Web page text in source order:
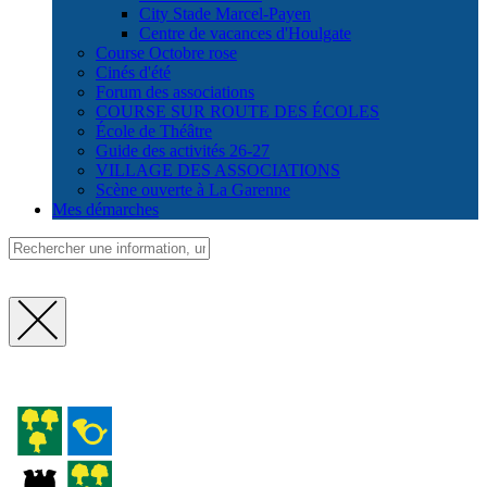
City Stade Marcel-Payen
Centre de vacances d'Houlgate
Course Octobre rose
Cinés d'été
Forum des associations
COURSE SUR ROUTE DES ÉCOLES
École de Théâtre
Guide des activités 26-27
VILLAGE DES ASSOCIATIONS
Scène ouverte à La Garenne
Mes démarches
Fermer